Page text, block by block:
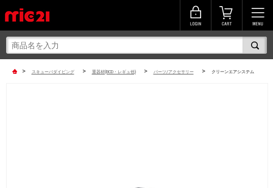
> スキューバダイビング > 重器材(BCD・レギュ他) > パーツ/アクセサリー > クリーンエアシステム